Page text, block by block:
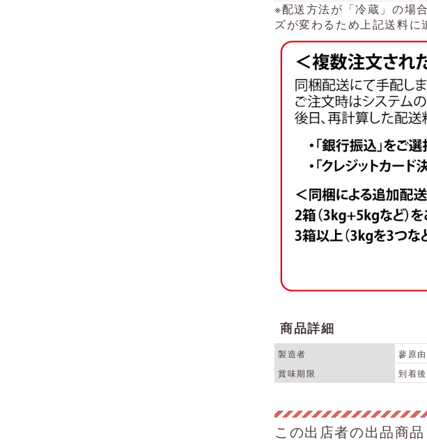
※配送方法が「冷蔵」の場
ズが変わるため上記送料に
商品詳細
製造者
蓼原
賞味期限
到着
この出店者の出品商品